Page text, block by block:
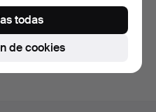
archivo de
de cookies
todas